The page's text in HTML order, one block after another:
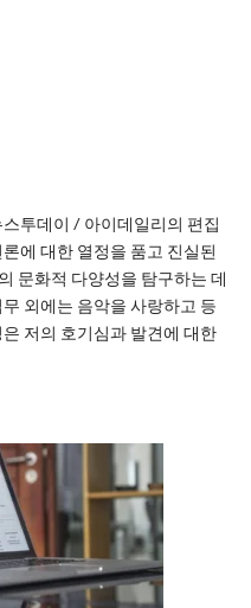
투데이 / 아이데일리의 편집
에 대한 열정을 품고 진실된
문화적 다양성을 탐구하는 데
외에는 음악을 사랑하고 등
저의 호기심과 발견에 대한